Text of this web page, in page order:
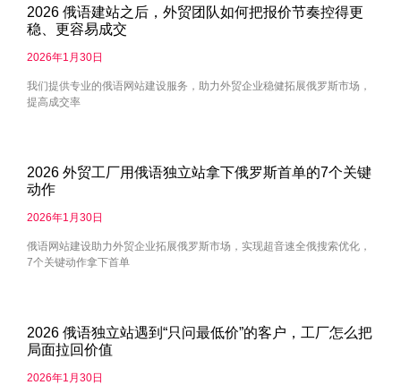
2026 俄语建站之后，外贸团队如何把报价节奏控得更
稳、更容易成交
2026年1月30日
我们提供专业的俄语网站建设服务，助力外贸企业稳健拓展俄罗斯市场，
提高成交率
2026 外贸工厂用俄语独立站拿下俄罗斯首单的7个关键
动作
2026年1月30日
俄语网站建设助力外贸企业拓展俄罗斯市场，实现超音速全俄搜索优化，
7个关键动作拿下首单
2026 俄语独立站遇到“只问最低价”的客户，工厂怎么把
局面拉回价值
2026年1月30日